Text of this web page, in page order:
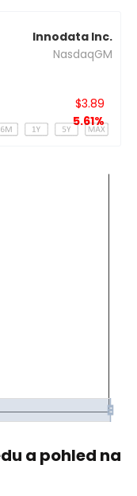
Innodata Inc.
NasdaqGM
$3.89
5.61%
a pohled na